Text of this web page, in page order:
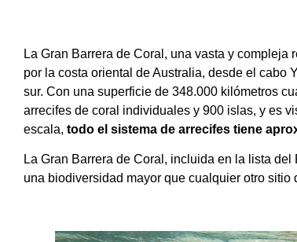
La Gran Barrera de Coral, una vasta y compleja
por la costa oriental de Australia, desde el cabo
sur. Con una superficie de 348.000 kilómetros
arrecifes de coral individuales y 900 islas, y es
escala, todo el sistema de arrecifes tiene
La Gran Barrera de Coral, incluida en la lista
una biodiversidad mayor que cualquier otro